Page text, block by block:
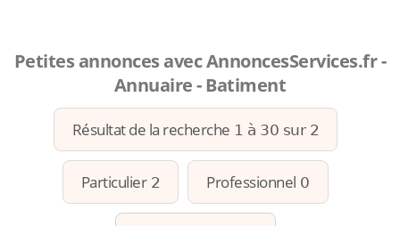
Petites annonces avec AnnoncesServices.fr -
Annuaire - Batiment
Résultat de la recherche 1 à 30 sur 2
Particulier2 Professionnel 0